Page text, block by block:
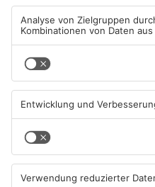
AB: Sperrmüllpresse brennt
auf Recyclinghof
01.08.2026, 14:33 UHR IN
ASCHAFFENBURG